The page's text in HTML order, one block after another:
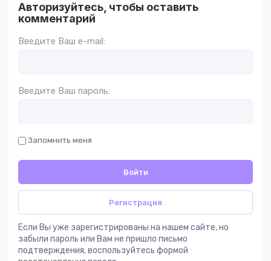
Авторизуйтесь, чтобы оставить
комментарий
Введите Ваш e-mail:
Введите Ваш пароль:
Запомнить меня
Войти
Регистрация
Если Вы уже зарегистрированы на нашем сайте, но
забыли пароль или Вам не пришло письмо
подтверждения, воспользуйтесь формой